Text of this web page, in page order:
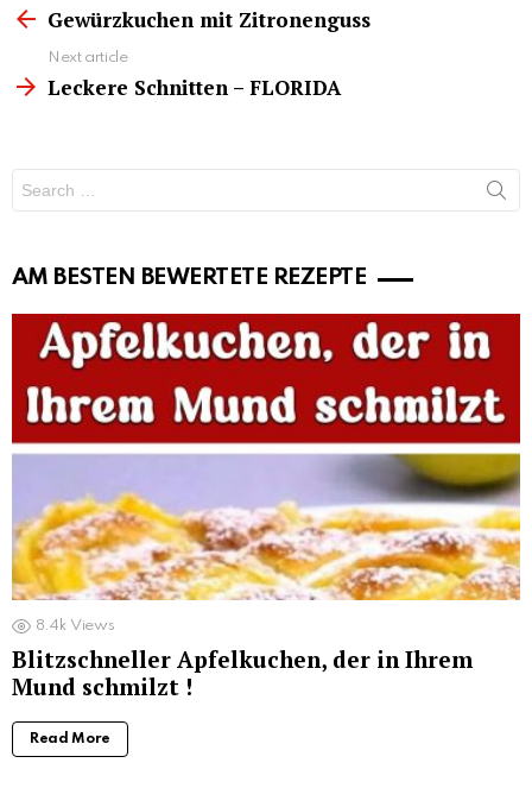
moreGewürzkuchen mit Zitronenguss
Next article
Leckere Schnitten – FLORIDA
for:
AM BESTEN BEWERTETE REZEPTE
8.4k Views
Blitzschneller Apfelkuchen, der in Ihrem
Mund schmilzt !
Read More